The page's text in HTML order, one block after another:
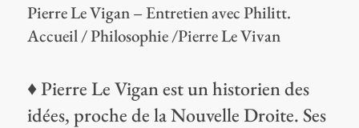
Pierre Le Vigan – Entretien avec Philitt.
Accueil / Philosophie /Pierre Le Vivan
♦ Pierre Le Vigan est un historien des
idées, proche de la Nouvelle Droite. Ses